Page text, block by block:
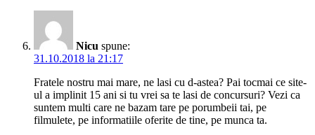
Nicu spune:
31.10.2018 la 21:17
Fratele nostru mai mare, ne lasi cu d-astea? Pai tocmai ce site-
ul a implinit 15 ani si tu vrei sa te lasi de concursuri? Vezi ca
suntem multi care ne bazam tare pe porumbeii tai, pe
filmulete, pe informatiile oferite de tine, pe munca ta.